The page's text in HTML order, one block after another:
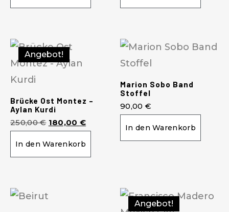
Angebot!
Brücke Ost Montez –
Aylan Kurdi
250,00€ 180,00 €
In den Warenkorb
Marion Sobo Band
Stoffel
90,00 €
In den Warenkorb
Angebot!